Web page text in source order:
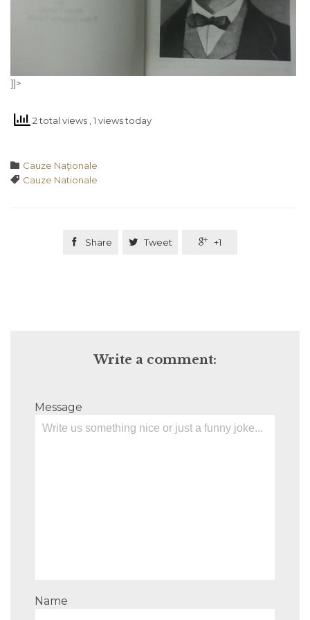
]]>
2 total views , 1 views today
 Category
Cauze Naţionale
 Tags
Cauze Nationale
 Share  Tweet  +1
Write a comment:
Message
Name